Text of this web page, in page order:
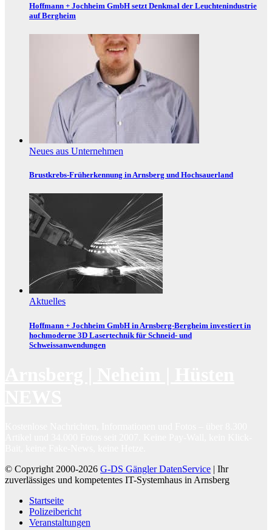
Hoffmann + Jochheim GmbH setzt Denkmal der Leuchtenindustrie
auf Bergheim
Neues aus Unternehmen
Brustkrebs-Früherkennung in Arnsberg und Hochsauerland
Aktuelles
Hoffmann + Jochheim GmbH in Arnsberg-Bergheim investiert in
hochmoderne 3D Lasertechnik für Schneid- und
Schweissanwendungen
© Copyright 2000-2026 G-DS Gängler DatenService | Ihr
zuverlässiges und kompetentes IT-Systemhaus in Arnsberg
Startseite
Polizeibericht
Veranstaltungen